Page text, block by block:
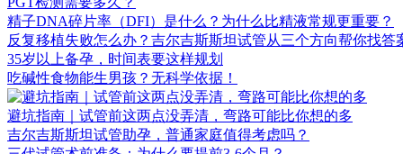
精子DNA碎片率（DFI）是什么？为什么比精液常规更重要？
反复移植失败怎么办？吉尔吉斯斯坦试管从三个方向帮你找答
35岁以上备孕，时间表要这样规划
吃碱性食物能生男孩？无科学依据！
避坑指南｜试管前这两点没弄清，弯路可能比你想的多
吉尔吉斯斯坦试管助孕，普通家庭值得考虑吗？